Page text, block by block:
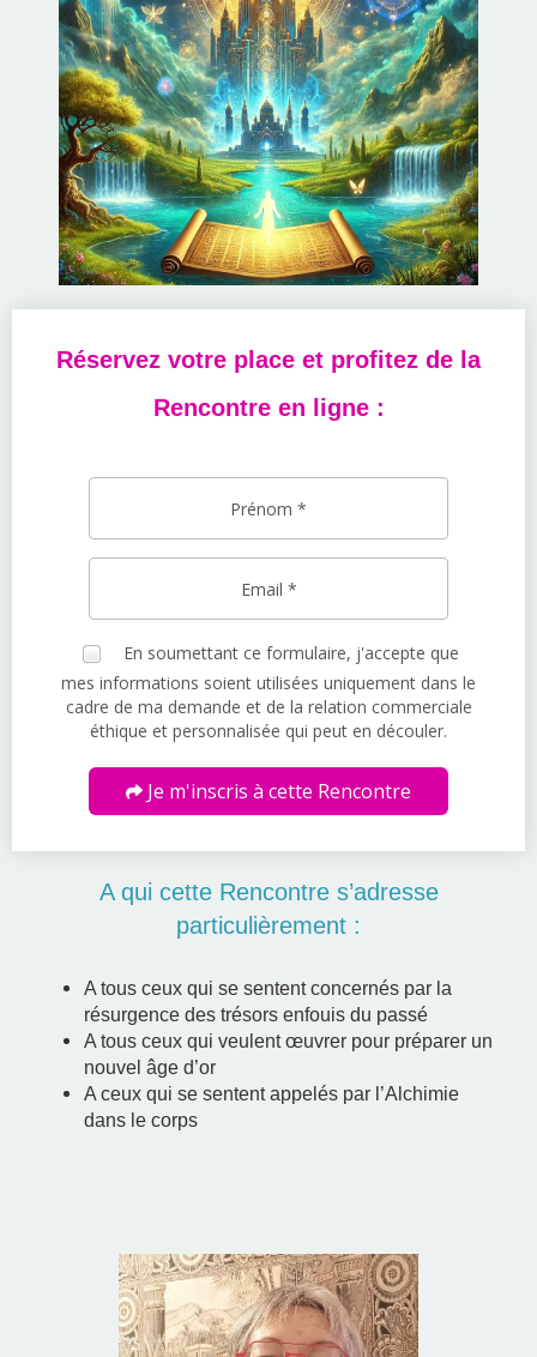
Réservez votre place et profitez de la
Rencontre en ligne :
En soumettant ce formulaire, j'accepte que
mes informations soient utilisées uniquement dans le
cadre de ma demande et de la relation commerciale
éthique et personnalisée qui peut en découler.
Je m'inscris à cette Rencontre
A qui cette Rencontre s’adresse
particulièrement :
A tous ceux qui se sentent concernés par la
résurgence des trésors enfouis du passé
A tous ceux qui veulent œuvrer pour préparer un
nouvel âge d’or
A ceux qui se sentent appelés par l’Alchimie
dans le corps